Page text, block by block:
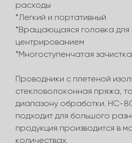
расходы
*Легкий и портативный
*Вращающаяся головка для
центрированием
*Многоступенчатая зачистка
Проводники с плетеной
стекловолоконная пряжа,
диапазону обработки. HC-
подходит для большого
продукция производится в
количествах.